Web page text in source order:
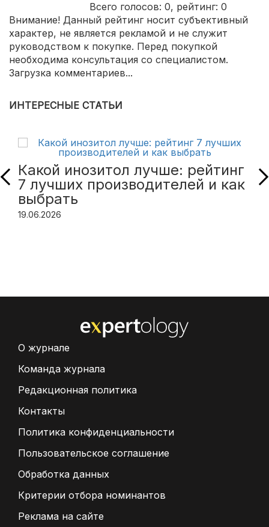
Всего голосов: 0, рейтинг: 0
Внимание! Данный рейтинг носит субъективный
характер, не является рекламой и не служит
руководством к покупке. Перед покупкой
необходима консультация со специалистом.
Загрузка комментариев...
ИНТЕРЕСНЫЕ СТАТЬИ
Какой инозитол лучше: рейтинг
7 лучших производителей и как
выбрать
19.06.2026
О журнале
Команда журнала
Редакционная политика
Контакты
Политика конфиденциальности
Пользовательское соглашение
Обработка данных
Критерии отбора номинантов
Реклама на сайте